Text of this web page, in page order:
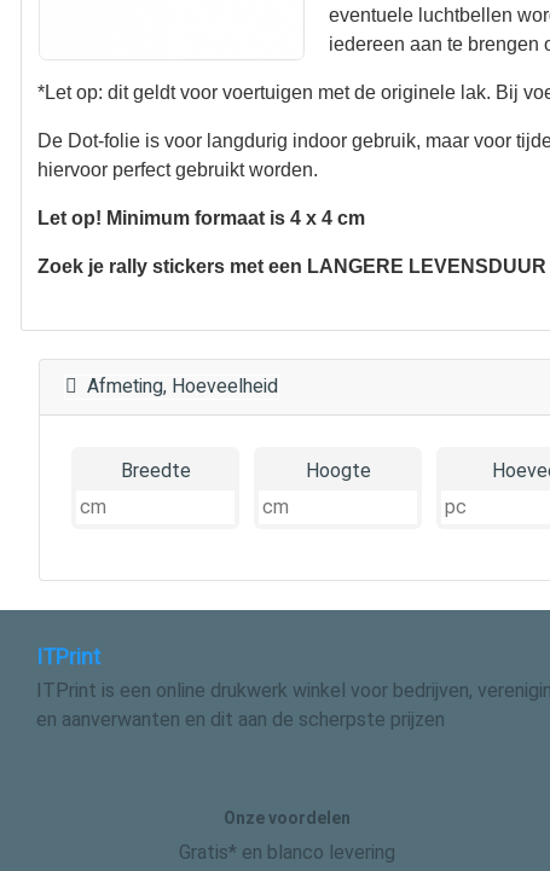
eventuele luchtbellen
iedereen aan te brengen
*Let op: dit geldt voor voertuigen met de originele lak. Bij
De Dot-folie is voor langdurig indoor gebruik, maar voor
hiervoor perfect gebruikt worden.
Let op! Minimum formaat is 4 x 4 cm
Zoek je rally stickers met een LANGERE
Afmeting, Hoeveelheid
Breedte Hoogte
ITPrint
ITPrint is een online drukwerk winkel voor bedrijven,
en aanverwanten en dit aan de scherpste prijzen
Onze voordelen
Gratis* en blanco levering